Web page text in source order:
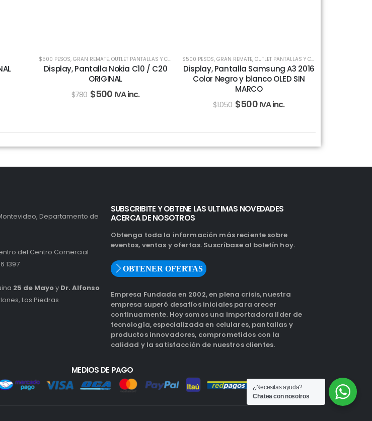
$500 PESOS, GRAN REMATE, OUTLET PANTALLAS Y CELULARES ,PANTALLAS
Display, Pantalla Nokia C10 / C20
ORIGINAL
$780 $500 IVA inc.
$500 PESOS, GRAN REMATE, OUTLET PANTALLAS Y CELULARES
Display, Pantalla Samsung A3 2016
Color Negro y blanco OLED SIN
MARCO
$1.050 $500IVA inc.
Departamento de
del Centro Comercial
1397
25 de Mayoy Dr. Alfonso
Las Piedras
SUBSCRIBITE Y OBTENE LAS ULTIMAS NOVEDADES
ACERCA DE NOSOTROS
Obtenga toda la información más reciente sobre
eventos, ventas y ofertas. Suscríbase al boletín hoy.
OBTENER OFERTAS
Empresa Fundada en 2002, en plena crisis, nuestra
empresa superó desafíos iniciales para crecer
continuamente. Hoy somos una importadora líder de
tecnología, especializada en celulares, pantallas y
productos innovadores, comprometidos con la
calidad y la satisfacción de nuestros clientes.
MEDIOS DE PAGO
¿Necesitas ayuda?
Chatea con nosotros